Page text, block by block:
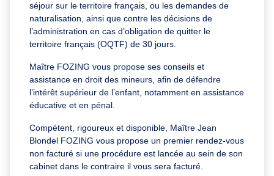
séjour sur le territoire français, ou les demandes de
naturalisation, ainsi que contre les décisions de
l’administration en cas d’obligation de quitter le
territoire français (OQTF) de 30 jours.
Maître FOZING vous propose ses conseils et
assistance en droit des mineurs, afin de défendre
l’intérêt supérieur de l’enfant, notamment en assistance
éducative et en pénal.
Compétent, rigoureux et disponible, Maître Jean
Blondel FOZING vous propose un premier rendez-vous
non facturé si une procédure est lancée au sein de son
cabinet dans le contraire il vous sera facturé.